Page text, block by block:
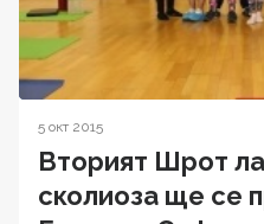
5 окт 2015
Вторият Шрот
сколиоза ще се